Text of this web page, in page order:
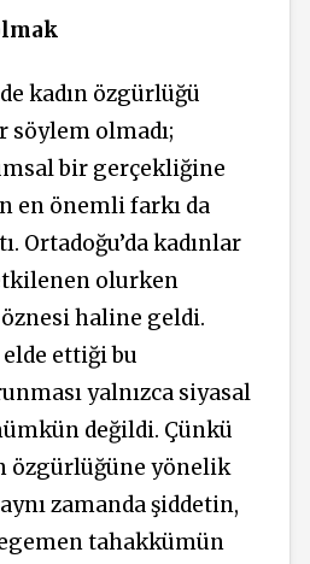
kadın özgürlüğü
söylem olmadı;
bir gerçekliğine
en önemli farkı da
Ortadoğu’da kadınlar
olurken
haline geldi.
elde ettiği bu
yalnızca siyasal
değildi. Çünkü
özgürlüğüne yönelik
zamanda şiddetin,
tahakkümün